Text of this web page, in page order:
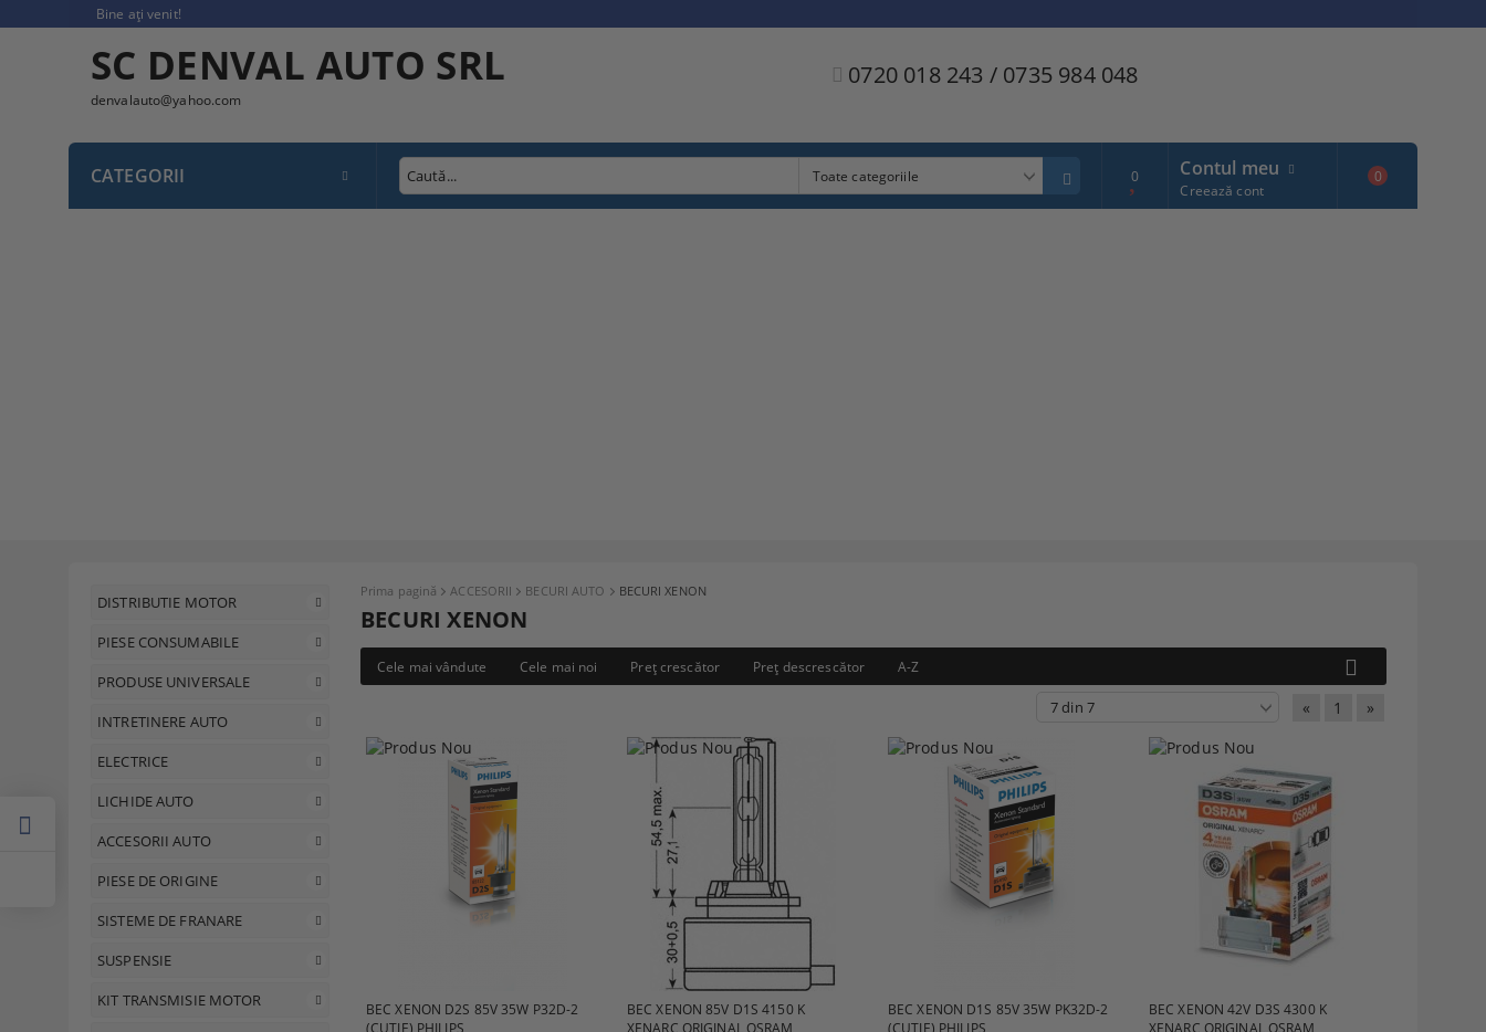
Bine ați venit!
SC DENVAL AUTO SRL
denvalauto@yahoo.com
0720 018 243 / 0735 984 048
CATEGORII 0 Contul meu
Creează cont
0
DISTRIBUTIE MOTOR
PIESE CONSUMABILE
PRODUSE UNIVERSALE
INTRETINERE AUTO
ELECTRICE
LICHIDE AUTO
ACCESORII AUTO
PIESE DE ORIGINE
SISTEME DE FRANARE
SUSPENSIE
KIT TRANSMISIE MOTOR
Prima pagină ACCESORII BECURI AUTO BECURI XENON
BECURI XENON
Cele mai vândute Cele mai noi Preţ crescător Preţ descrescător A-Z
« 1 »
BEC XENON D2S 85V 35W P32D-2
(CUTIE) PHILIPS
BEC XENON 85V D1S 4150 K
XENARC ORIGINAL OSRAM
BEC XENON D1S 85V 35W PK32D-2
(CUTIE) PHILIPS
BEC XENON 42V D3S 4300 K
XENARC ORIGINAL OSRAM